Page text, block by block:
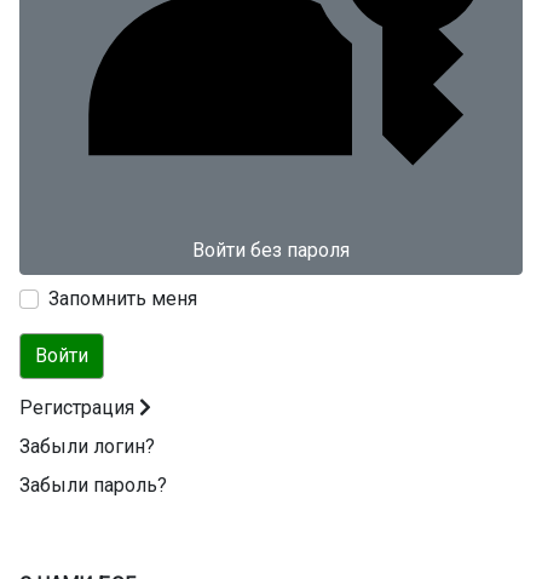
Войти без пароля
Запомнить меня
Войти
Регистрация
Забыли логин?
Забыли пароль?